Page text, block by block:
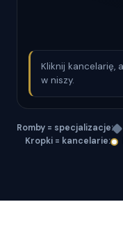
Kliknij kancelarię,
w niszy.
Romby = specjalizacje:
Kropki = kancelarie: